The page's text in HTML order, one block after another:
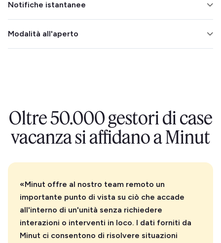
i check-in e i check-out. Monitora il clima per garantire
il comfort dei tuoi ospiti.
Notifiche istantanee
rilevamento, in modo da poter intervenire
immediatamente.
Modalità all'aperto
Oltre 50.000 gestori di case
vacanza si affidano a Minut
«Minut offre al nostro team remoto un
importante punto di vista su ciò che accade
all'interno di un'unità senza richiedere
interazioni o interventi in loco. I dati forniti da
Minut ci consentono di risolvere situazioni